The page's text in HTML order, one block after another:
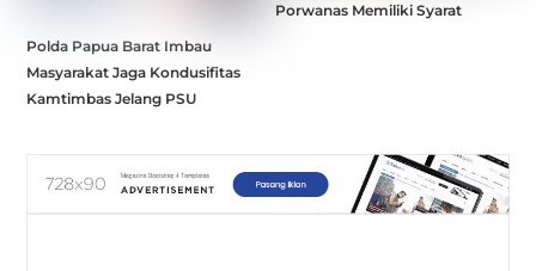
Polda Papua Barat Imbau
Masyarakat Jaga Kondusifitas
Kamtimbas Jelang PSU
Porwanas Memiliki Syarat